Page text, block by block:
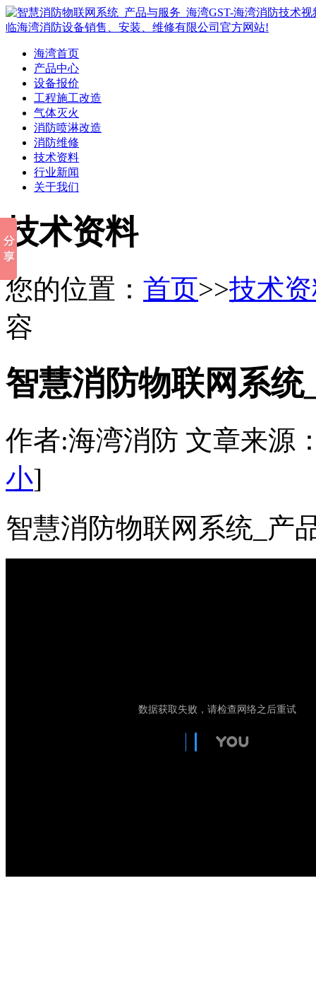
海湾首页
产品中心
设备报价
工程施工改造
气体灭火
消防喷淋改造
消防维修
技术资料
行业新闻
关于我们
技术资料
您的位置： 首页>>技术
容
智慧消防物联网系统
作者:海湾消防 文章来源
小]
智慧消防物联网系统_产